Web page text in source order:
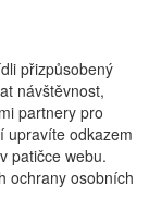
přizpůsobený
návštěvnost,
partnery pro
upravíte odkazem
patičce webu.
ochrany osobních